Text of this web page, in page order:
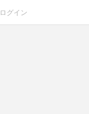
ログイン